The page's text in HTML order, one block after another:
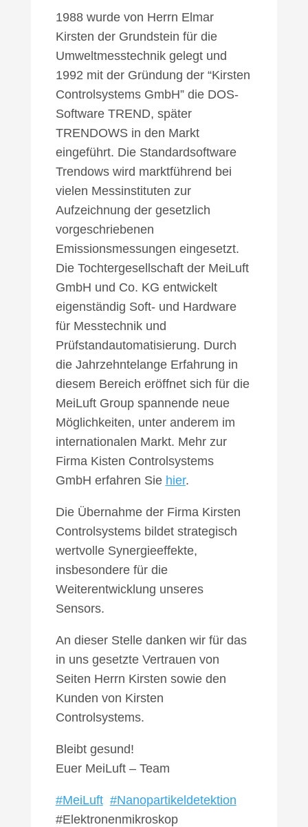
1988 wurde von Herrn Elmar
Kirsten der Grundstein für die
Umweltmesstechnik gelegt und
1992 mit der Gründung der “Kirsten
Controlsystems GmbH” die DOS-
Software TREND, später
TRENDOWS in den Markt
eingeführt. Die Standardsoftware
Trendows wird marktführend bei
vielen Messinstituten zur
Aufzeichnung der gesetzlich
vorgeschriebenen
Emissionsmessungen eingesetzt.
Die Tochtergesellschaft der MeiLuft
GmbH und Co. KG entwickelt
eigenständig Soft- und Hardware
für Messtechnik und
Prüfstandautomatisierung. Durch
die Jahrzehntelange Erfahrung in
diesem Bereich eröffnet sich für die
MeiLuft Group spannende neue
Möglichkeiten, unter anderem im
internationalen Markt. Mehr zur
Firma Kisten Controlsystems
GmbH erfahren Sie hier.
Die Übernahme der Firma Kirsten
Controlsystems bildet strategisch
wertvolle Synergieeffekte,
insbesondere für die
Weiterentwicklung unseres
Sensors.
An dieser Stelle danken wir für das
in uns gesetzte Vertrauen von
Seiten Herrn Kirsten sowie den
Kunden von Kirsten
Controlsystems.
Bleibt gesund!
Euer MeiLuft – Team
#MeiLuft #Nanopartikeldetektion
#Elektronenmikroskop